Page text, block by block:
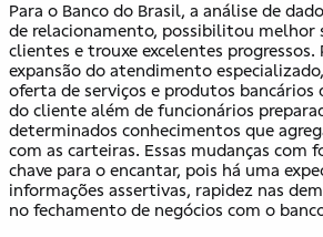
Para o Banco do Brasil, a análise de
de relacionamento, possibilitou melhor
clientes e trouxe excelentes progressos.
expansão do atendimento
oferta de serviços e produtos bancários
do cliente além de funcionários
determinados conhecimentos que
com as carteiras. Essas mudanças com
chave para o encantar, pois há uma
informações assertivas, rapidez nas
no fechamento de negócios com o